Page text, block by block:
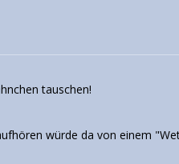
tauschen!
würde da von einem